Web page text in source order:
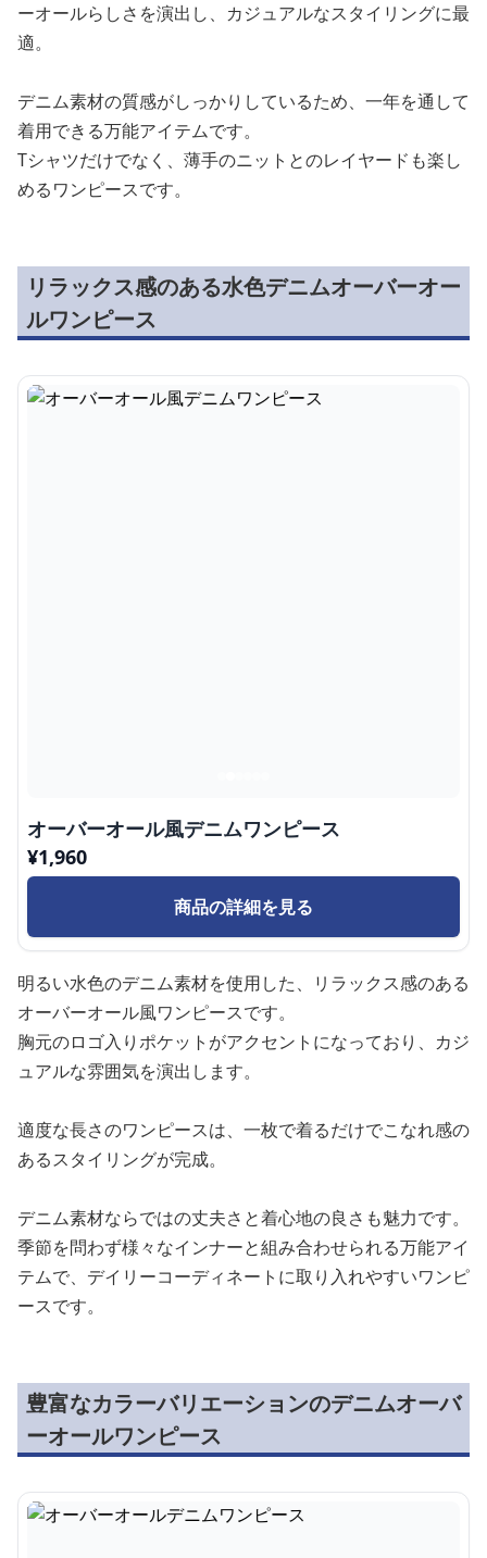
ーオールらしさを演出し、カジュアルなスタイリングに最
適。
デニム素材の質感がしっかりしているため、一年を通して
着用できる万能アイテムです。
Tシャツだけでなく、薄手のニットとのレイヤードも楽し
めるワンピースです。
リラックス感のある水色デニムオーバーオー
ルワンピース
オーバーオール風デニムワンピース
¥1,960
商品の詳細を見る
明るい水色のデニム素材を使用した、リラックス感のある
オーバーオール風ワンピースです。
胸元のロゴ入りポケットがアクセントになっており、カジ
ュアルな雰囲気を演出します。
適度な長さのワンピースは、一枚で着るだけでこなれ感の
あるスタイリングが完成。
デニム素材ならではの丈夫さと着心地の良さも魅力です。
季節を問わず様々なインナーと組み合わせられる万能アイ
テムで、デイリーコーディネートに取り入れやすいワンピ
ースです。
豊富なカラーバリエーションのデニムオーバ
ーオールワンピース